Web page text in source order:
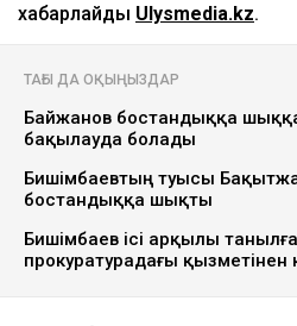
хабарлайды Ulysmedia.kz.
ТАҒЫ ДА ОҚЫҢЫЗДАР
Байжанов бостандыққа
бақылауда болады
Бишімбаевтың туысы
бостандыққа шықты
Бишімбаев ісі арқылы
прокуратурадағы қызметінен